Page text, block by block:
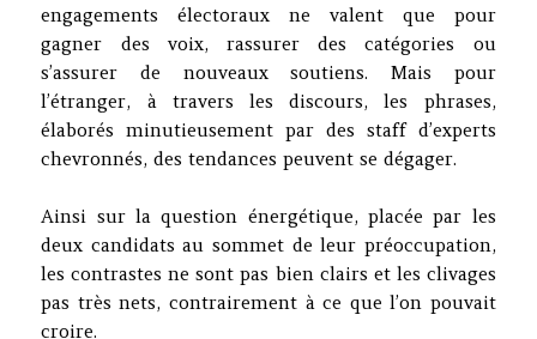
engagements électoraux ne valent que pour
gagner des voix, rassurer des catégories ou
s’assurer de nouveaux soutiens. Mais pour
l’étranger, à travers les discours, les phrases,
élaborés minutieusement par des staff d’experts
chevronnés, des tendances peuvent se dégager.
Ainsi sur la question énergétique, placée par les
deux candidats au sommet de leur préoccupation,
les contrastes ne sont pas bien clairs et les clivages
pas très nets, contrairement à ce que l’on pouvait
croire.